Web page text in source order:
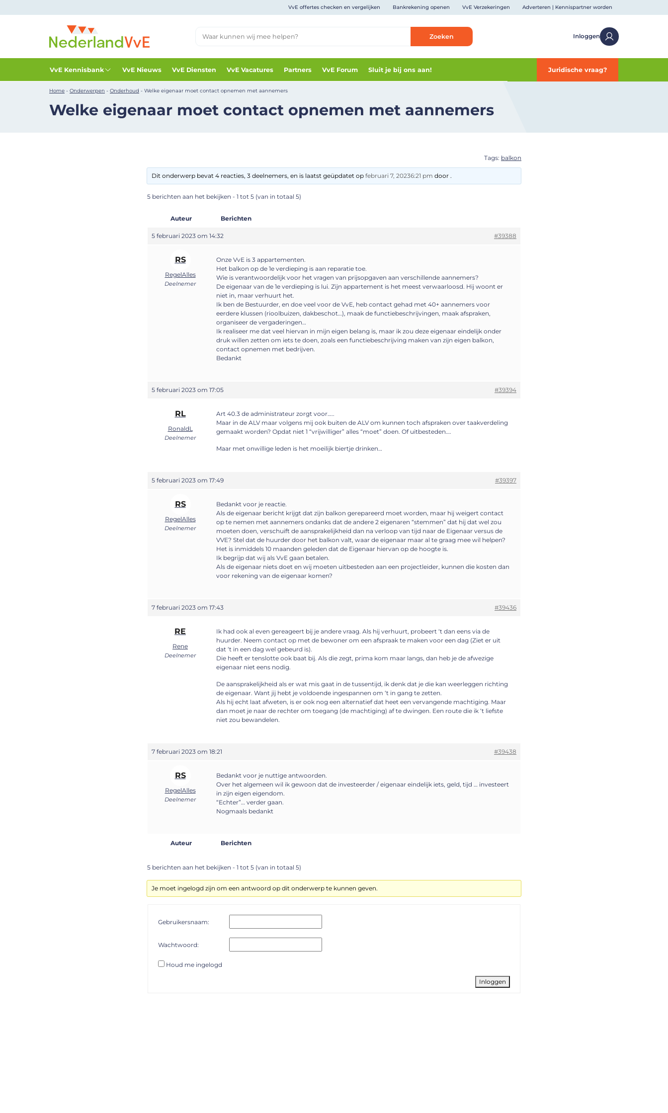
VvE offertes checken en vergelijken Bankrekening openen VvE Verzekeringen Adverteren | Kennispartner worden
Zoeken Inloggen
VvE Kennisbank VvE Nieuws VvE Diensten VvE Vacatures Partners VvE Forum Sluit je bij ons aan! Juridische vraag?
Home - Onderwerpen - Onderhoud - Welke eigenaar moet contact opnemen met aannemers
Welke eigenaar moet contact opnemen met aannemers
Tags: balkon
Dit onderwerp bevat 4 reacties, 3 deelnemers, en is laatst geüpdatet opfebruari 7, 20236:21 pm door .
5 berichten aan het bekijken - 1 tot 5 (van in totaal 5)
Auteur Berichten
5 februari 2023 om 14:32 #39388
RS
RegelAlles
Deelnemer
Onze VvE is 3 appartementen.
Het balkon op de 1e verdieping is aan reparatie toe.
Wie is verantwoordelijk voor het vragen van prijsopgaven aan verschillende aannemers?
De eigenaar van de 1e verdieping is lui. Zijn appartement is het meest verwaarloosd. Hij woont er
niet in, maar verhuurt het.
Ik ben de Bestuurder, en doe veel voor de VvE, heb contact gehad met 40+ aannemers voor
eerdere klussen (rioolbuizen, dakbeschot…), maak de functiebeschrijvingen, maak afspraken,
organiseer de vergaderingen…
Ik realiseer me dat veel hiervan in mijn eigen belang is, maar ik zou deze eigenaar eindelijk onder
druk willen zetten om iets te doen, zoals een functiebeschrijving maken van zijn eigen balkon,
contact opnemen met bedrijven.
Bedankt
5 februari 2023 om 17:05 #39394
RL
RonaldL
Deelnemer
Art 40.3 de administrateur zorgt voor…..
Maar in de ALV maar volgens mij ook buiten de ALV om kunnen toch afspraken over taakverdeling
gemaakt worden? Opdat niet 1 “vrijwilliger” alles “moet” doen. Of uitbesteden….
Maar met onwillige leden is het moeilijk biertje drinken…
5 februari 2023 om 17:49 #39397
RS
RegelAlles
Deelnemer
Bedankt voor je reactie.
Als de eigenaar bericht krijgt dat zijn balkon gerepareerd moet worden, maar hij weigert contact
op te nemen met aannemers ondanks dat de andere 2 eigenaren “stemmen” dat hij dat wel zou
moeten doen, verschuift de aansprakelijkheid dan na verloop van tijd naar de Eigenaar versus de
VVE? Stel dat de huurder door het balkon valt, waar de eigenaar maar al te graag mee wil helpen?
Het is inmiddels 10 maanden geleden dat de Eigenaar hiervan op de hoogte is.
Ik begrijp dat wij als VvE gaan betalen.
Als de eigenaar niets doet en wij moeten uitbesteden aan een projectleider, kunnen die kosten dan
voor rekening van de eigenaar komen?
7 februari 2023 om 17:43 #39436
RE
Rene
Deelnemer
Ik had ook al even gereageert bij je andere vraag. Als hij verhuurt, probeert ‘t dan eens via de
huurder. Neem contact op met de bewoner om een afspraak te maken voor een dag (Ziet er uit
dat ‘t in een dag wel gebeurd is).
Die heeft er tenslotte ook baat bij. Als die zegt, prima kom maar langs, dan heb je de afwezige
eigenaar niet eens nodig.
De aansprakelijkheid als er wat mis gaat in de tussentijd, ik denk dat je die kan weerleggen richting
de eigenaar. Want jij hebt je voldoende ingespannen om ‘t in gang te zetten.
Als hij echt laat afweten, is er ook nog een alternatief dat heet een vervangende machtiging. Maar
dan moet je naar de rechter om toegang (de machtiging) af te dwingen. Een route die ik ‘t liefste
niet zou bewandelen.
7 februari 2023 om 18:21 #39438
RS
RegelAlles
Deelnemer
Bedankt voor je nuttige antwoorden.
Over het algemeen wil ik gewoon dat de investeerder / eigenaar eindelijk iets, geld, tijd … investeert
in zijn eigen eigendom.
“Echter”… verder gaan.
Nogmaals bedankt
Auteur Berichten
5 berichten aan het bekijken - 1 tot 5 (van in totaal 5)
Je moet ingelogd zijn om een antwoord op dit onderwerp te kunnen geven.
Gebruikersnaam:
Wachtwoord:
Houd me ingelogd
Inloggen